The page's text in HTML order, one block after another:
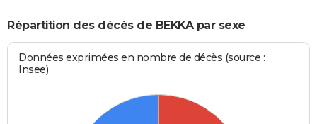
Répartition des décès de BEKKA par sexe
Données exprimées en nombre de décès (source :
Insee)